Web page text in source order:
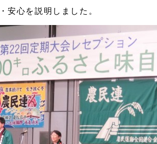
安心を説明しました。